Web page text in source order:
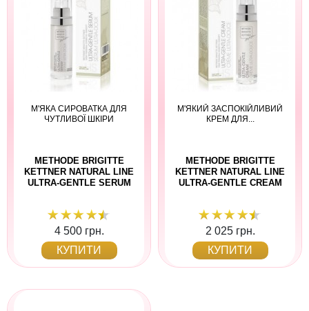
М'ЯКА СИРОВАТКА ДЛЯ
ЧУТЛИВОЇ ШКІРИ
METHODE BRIGITTE
KETTNER NATURAL LINE
ULTRA-GENTLE SERUM
4 500 грн.
КУПИТИ
М'ЯКИЙ ЗАСПОКІЙЛИВИЙ
КРЕМ ДЛЯ...
METHODE BRIGITTE
KETTNER NATURAL LINE
ULTRA-GENTLE CREAM
2 025 грн.
КУПИТИ